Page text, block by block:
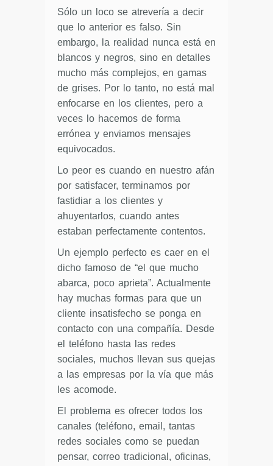
Sólo un loco se atrevería a decir
que lo anterior es falso. Sin
embargo, la realidad nunca está en
blancos y negros, sino en detalles
mucho más complejos, en gamas
de grises. Por lo tanto, no está mal
enfocarse en los clientes, pero a
veces lo hacemos de forma
errónea y enviamos mensajes
equivocados.
Lo peor es cuando en nuestro afán
por satisfacer, terminamos por
fastidiar a los clientes y
ahuyentarlos, cuando antes
estaban perfectamente contentos.
Un ejemplo perfecto es caer en el
dicho famoso de “el que mucho
abarca, poco aprieta”. Actualmente
hay muchas formas para que un
cliente insatisfecho se ponga en
contacto con una compañía. Desde
el teléfono hasta las redes
sociales, muchos llevan sus quejas
a las empresas por la vía que más
les acomode.
El problema es ofrecer todos los
canales (teléfono, email, tantas
redes sociales como se puedan
pensar, correo tradicional, oficinas,